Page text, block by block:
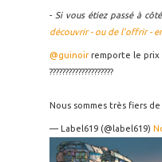
- Si vous étiez passé à
découvrir - ou de l'offrir -
@guinoirremporte le prix
????????????????????
Nous sommes très fiers de
— Label619 (@label619)